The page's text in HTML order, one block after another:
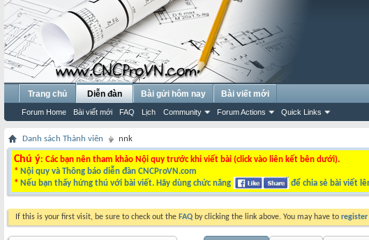
Trang chủ Diễn đàn
Forum Home Bài viết mới FAQ Lịch Community Forum Actions Quick Links
Bài gửi hôm nay Bài viết mới
Danh sách Thành viên nnk
Chú ý: Các bạn nên tham khảo Nội quy trước khi viết bài (click vào liên kết bên dưới).
* Nội quy và Thông báo diễn đàn CNCProVN.com
* Nếu bạn thấy hứng thú với bài viết. Hãy dùng chức năng để chia sẻ bài viết
If this is your first visit, be sure to check out the FAQ by clicking the link above. You may have to register